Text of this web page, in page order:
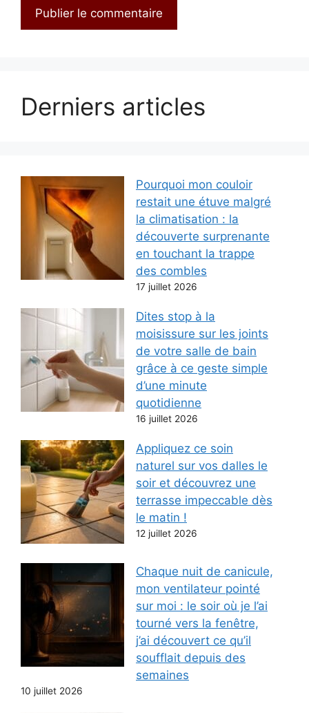
Derniers articles
Pourquoi mon couloir
restait une étuve malgré
la climatisation : la
découverte surprenante
en touchant la trappe
des combles
17 juillet 2026
Dites stop à la
moisissure sur les joints
de votre salle de bain
grâce à ce geste simple
d’une minute
quotidienne
16 juillet 2026
Appliquez ce soin
naturel sur vos dalles le
soir et découvrez une
terrasse impeccable dès
le matin !
12 juillet 2026
Chaque nuit de canicule,
mon ventilateur pointé
sur moi : le soir où je l’ai
tourné vers la fenêtre,
j’ai découvert ce qu’il
soufflait depuis des
semaines
10 juillet 2026